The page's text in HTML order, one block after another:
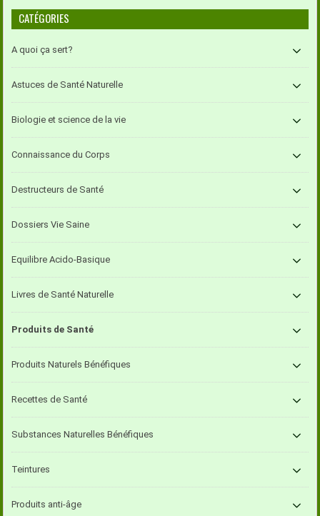
CATÉGORIES
A quoi ça sert?
Astuces de Santé Naturelle
Biologie et science de la vie
Connaissance du Corps
Destructeurs de Santé
Dossiers Vie Saine
Equilibre Acido-Basique
Livres de Santé Naturelle
Produits de Santé
Produits Naturels Bénéfiques
Recettes de Santé
Substances Naturelles Bénéfiques
Teintures
Produits anti-âge